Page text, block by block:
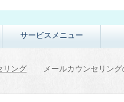
サービスメニュー
リング メールカウンセリン